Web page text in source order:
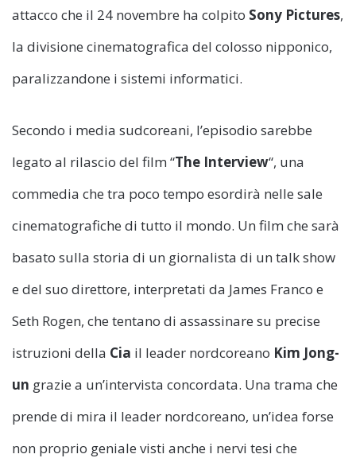
attacco che il 24 novembre ha colpito Sony Pictures,
la divisione cinematografica del colosso nipponico,
paralizzandone i sistemi informatici.
Secondo i media sudcoreani, l’episodio sarebbe
legato al rilascio del film “The Interview“, una
commedia che tra poco tempo esordirà nelle sale
cinematografiche di tutto il mondo. Un film che sarà
basato sulla storia di un giornalista di un talk show
e del suo direttore, interpretati da James Franco e
Seth Rogen, che tentano di assassinare su precise
istruzioni della Cia il leader nordcoreano Kim Jong-
un grazie a un’intervista concordata. Una trama che
prende di mira il leader nordcoreano, un’idea forse
non proprio geniale visti anche i nervi tesi che